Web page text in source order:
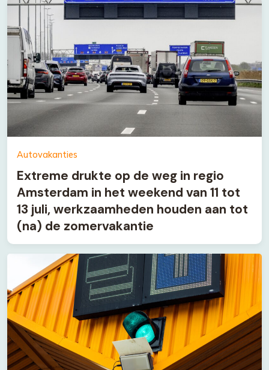
Autovakanties
Extreme drukte op de weg in regio
Amsterdam in het weekend van 11 tot
13 juli, werkzaamheden houden aan tot
(na) de zomervakantie